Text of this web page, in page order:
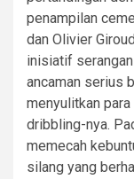
penampilan
dan Olivier
inisiatif
ancaman serius
menyulitkan
dribbling-nya.
memecah
silang yang